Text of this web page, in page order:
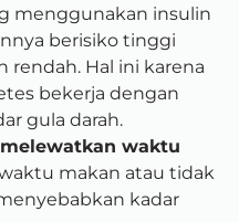
menggunakan insulin
berisiko tinggi
rendah. Hal ini karena
bekerja dengan
gula darah.
waktu
makan atau tidak
kadar